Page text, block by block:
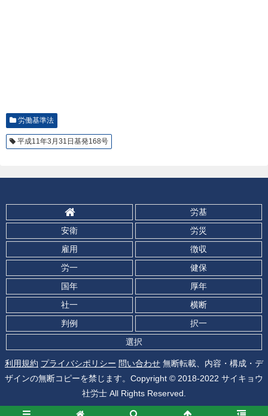
労働基準法
平成11年3月31日基発168号
労基
安衛
労災
雇用
徴収
労一
健保
国年
厚年
社一
横断
判例
択一
選択
利用規約 プライバシポリシー 問い合わせ 無断転載、内容・構成・デ
ザインの無断コピーを禁じます。Copyright © 2018-2022 サイキョウ
社労士 All Rights Reserved.